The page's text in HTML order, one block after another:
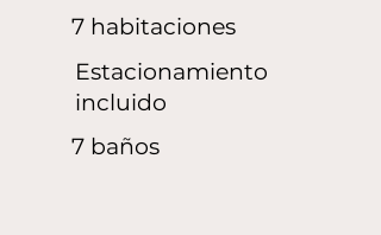
7 habitaciones
Estacionamiento
incluido
7 baños